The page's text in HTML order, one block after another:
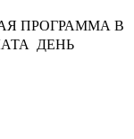
ПРОГРАММА В
ДЕНЬ